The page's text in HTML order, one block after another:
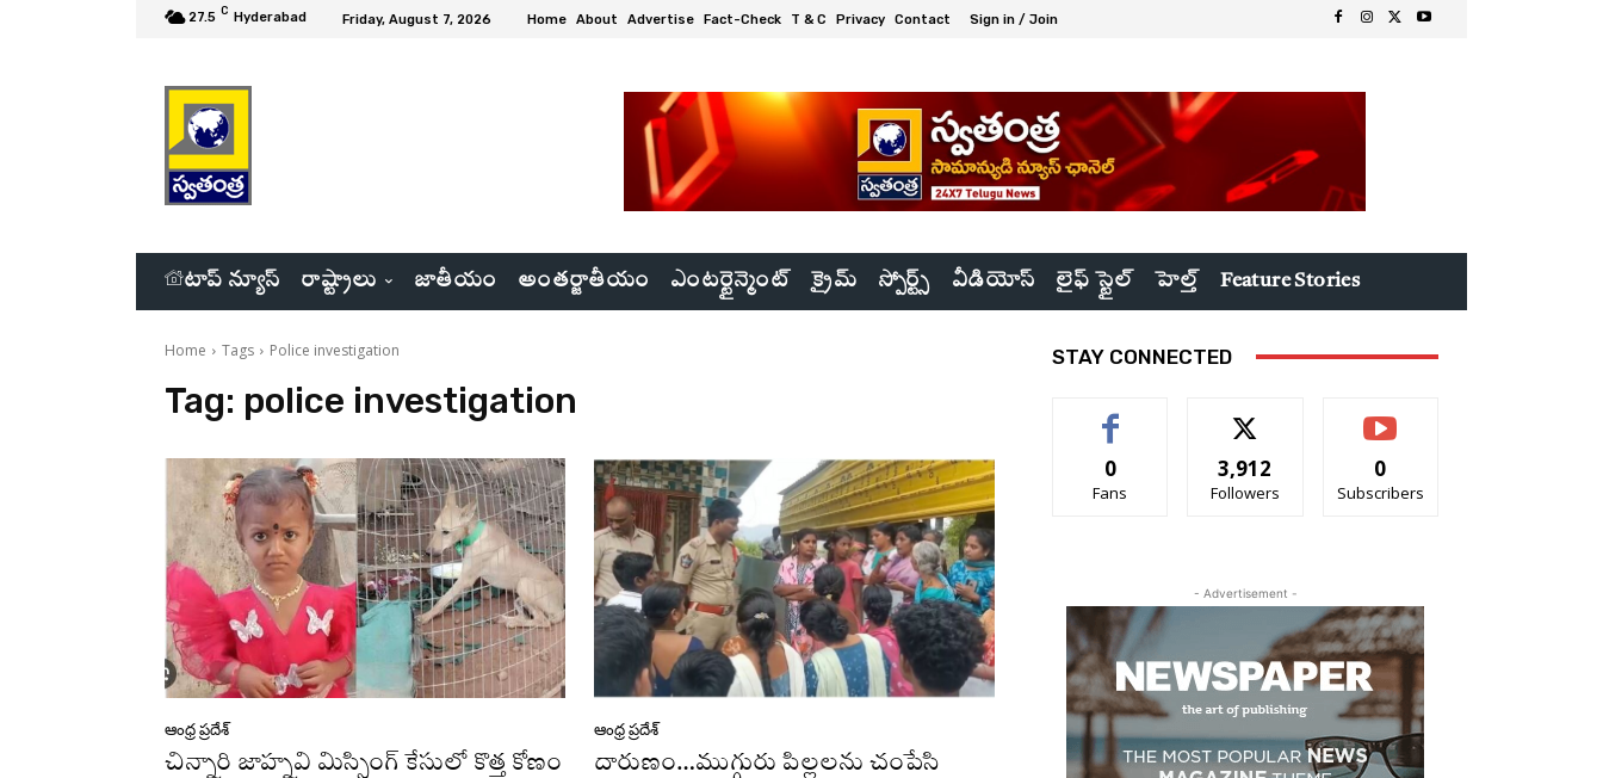
27.5 C Hyderabad Friday, August 7, 2026 Home About Advertise Fact-Check T & C Privacy Contact Sign in / Join
టాప్ న్యూస్ రాష్ట్రాలు జాతీయం అంతర్జాతీయం ఎంటర్టైన్మెంట్ క్రైమ్ స్పోర్ట్స్ వీడియోస్ లైఫ్ స్టైల్ హెల్త్ Feature Stories
Home Tags Police investigation
Tag: police investigation
ఆంధ్ర ప్రదేశ్
చిన్నారి జాహ్నవి మిస్సింగ్‌ కేసులో కొత్త కోణం
ఆంధ్ర ప్రదేశ్
దారుణం…ముగ్గురు పిల్లలను చంపేసి
STAY CONNECTED
0
Fans
3,912
Followers
0
Subscribers
- Advertisement -